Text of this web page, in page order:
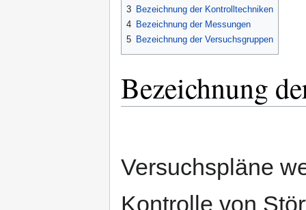
3 Bezeichnung der Kontrolltechniken
4 Bezeichnung der Messungen
5 Bezeichnung der Versuchsgruppen
Bezeichnung
Versuchspläne
Kontrolle von